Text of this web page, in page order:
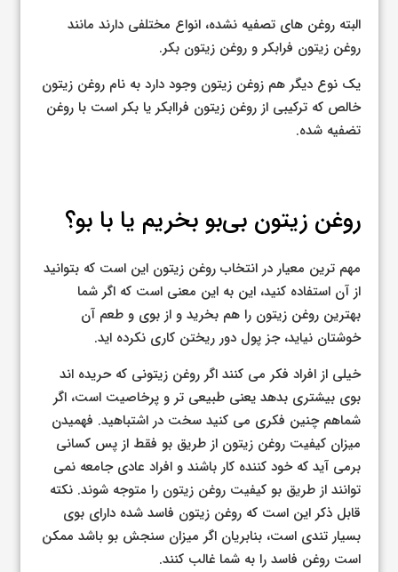
البته روغن های تصفیه نشده، انواع مختلفی دارند مانند
روغن زیتون فرابکر و روغن زیتون بکر.
یک نوع دیگر هم زوغن زیتون وجود دارد به نام روغن زیتون
خالص که ترکیبی از روغن زیتون فراابکر یا بکر است با روغن
تضفیه شده.
روغن زیتون بی‌بو بخریم یا با بو؟
مهم ترین معیار در انتخاب روغن زیتون این است که بتوانید
از آن استفاده کنید، این به این معنی است که اگر شما
بهترین روغن زیتون را هم بخرید و از بوی و طعم آن
خوشتان نیاید، جز پول دور ریختن کاری نکرده اید.
خیلی از افراد فکر می کنند اگر روغن زیتونی که حریده اند
بوی بیشتری بدهد یعنی طبیعی تر و پرخاصیت است، اگر
شماهم چنین فکری می کنید سخت در اشتباهید. فهمیدن
میزان کیفیت روغن زیتون از طریق بو فقط از پس کسانی
برمی آید که خود کننده کار باشند و افراد عادی جامعه نمی
توانند از طریق بو کیفیت روغن زیتون را متوجه شوند. نکته
قابل ذکر این است که روغن زیتون فاسد شده دارای بوی
بسیار تندی است، بنابریان اگر میزان سنجش بو باشد ممکن
است روغن فاسد را به شما غالب کنند.